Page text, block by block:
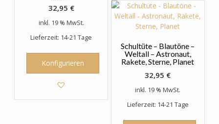
32,95 €
inkl. 19 % MwSt.
Lieferzeit: 14-21 Tage
Konfigurieren
Schultüte – Blautöne –
Weltall – Astronaut,
Rakete, Sterne, Planet
32,95 €
inkl. 19 % MwSt.
Lieferzeit: 14-21 Tage